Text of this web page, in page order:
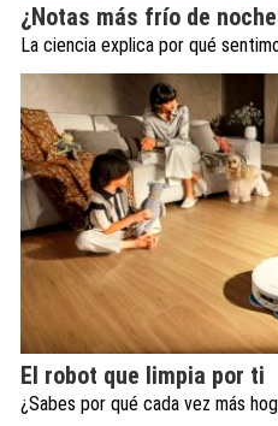
¿Notas más frío de
La ciencia explica por qué
El robot que limpia por ti
¿Sabes por qué cada vez más